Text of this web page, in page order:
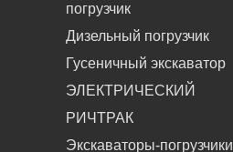
погрузчик
Дизельный погрузчик
Гусеничный экскаватор
ЭЛЕКТРИЧЕСКИЙ
РИЧТРАК
Экскаваторы-погрузчики